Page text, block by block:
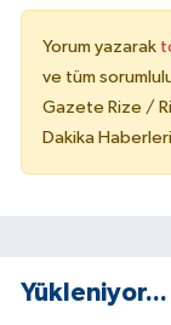
Yorum yazarak
ve tüm
Gazete Rize /
Dakika
Yükleniyor...